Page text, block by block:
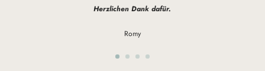
Herzlichen Dank dafür.
Romy